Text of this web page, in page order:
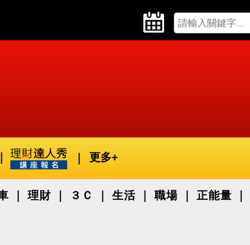
更多+
理財 ３Ｃ 生活 職場 正能量